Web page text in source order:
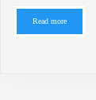
Read more